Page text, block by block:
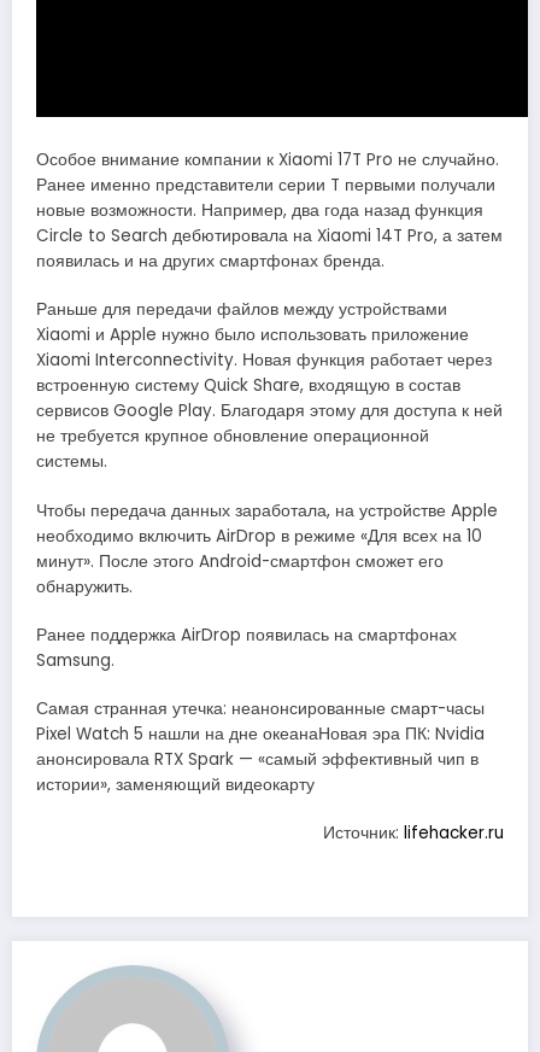
Особое внимание компании к Xiaomi 17T Pro не случайно.
Ранее именно представители серии T первыми получали
новые возможности. Например, два года назад функция
Circle to Search дебютировала на Xiaomi 14T Pro, а затем
появилась и на других смартфонах бренда.
Раньше для передачи файлов между устройствами
Xiaomi и Apple нужно было использовать приложение
Xiaomi Interconnectivity. Новая функция работает через
встроенную систему Quick Share, входящую в состав
сервисов Google Play. Благодаря этому для доступа к ней
не требуется крупное обновление операционной
системы.
Чтобы передача данных заработала, на устройстве Apple
необходимо включить AirDrop в режиме «Для всех на 10
минут». После этого Android-смартфон сможет его
обнаружить.
Ранее поддержка AirDrop появилась на смартфонах
Samsung.
Самая странная утечка: неанонсированные смарт-часы
Pixel Watch 5 нашли на дне океанаНовая эра ПК: Nvidia
анонсировала RTX Spark — «самый эффективный чип в
истории», заменяющий видеокарту
Источник: lifehacker.ru